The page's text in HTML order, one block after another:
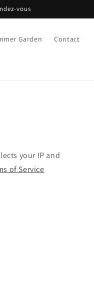
vous
Garden Contact
your IP and
of Service